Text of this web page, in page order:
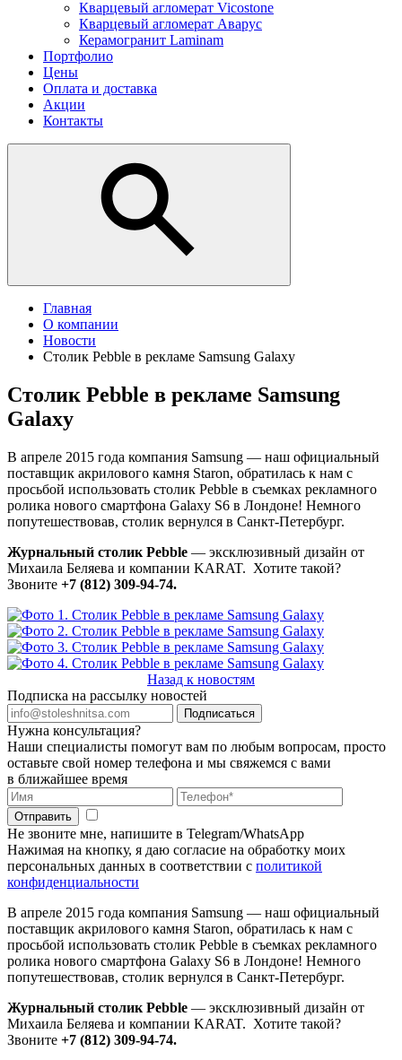
Кварцевый агломерат Vicostone
Кварцевый агломерат Аварус
Керамогранит Laminam
Портфолио
Цены
Оплата и доставка
Акции
Контакты
Главная
О компании
Новости
Столик Pebble в рекламе Samsung Galaxy
Столик Pebble в рекламе Samsung
Galaxy
В апреле 2015 года компания Samsung — наш официальный
поставщик акрилового камня Staron, обратилась к нам с
просьбой использовать столик Pebble в съемках рекламного
ролика нового смартфона Galaxy S6 в Лондоне! Немного
попутешествовав, столик вернулся в Санкт-Петербург.
Журнальный столик Pebble — эксклюзивный дизайн от
Михаила Беляева и компании KARAT. Хотите такой?
Звоните +7 (812) 309-94-74.
Назад к новостям
Подписка на рассылку новостей
Подписаться
Нужна консультация?
Наши специалисты помогут вам по любым вопросам, просто
оставьте свой номер телефона и мы свяжемся с вами
в ближайшее время
Отправить
Не звоните мне, напишите в Telegram/WhatsApp
Нажимая на кнопку, я даю согласие на обработку моих
персональных данных в соответствии с политикой
конфиденциальности
В апреле 2015 года компания Samsung — наш официальный
поставщик акрилового камня Staron, обратилась к нам с
просьбой использовать столик Pebble в съемках рекламного
ролика нового смартфона Galaxy S6 в Лондоне! Немного
попутешествовав, столик вернулся в Санкт-Петербург.
Журнальный столик Pebble — эксклюзивный дизайн от
Михаила Беляева и компании KARAT. Хотите такой?
Звоните +7 (812) 309-94-74.